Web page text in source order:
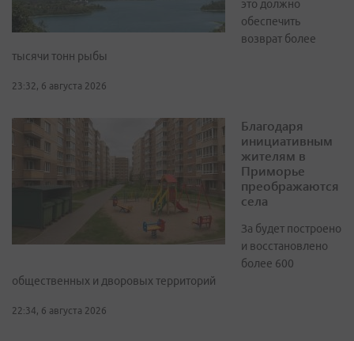
это должно
обеспечить
возврат более
тысячи тонн рыбы
23:32, 6 августа 2026
Благодаря
инициативным
жителям в
Приморье
преображаются
села
За будет построено
и восстановлено
более 600
общественных и дворовых территорий
22:34, 6 августа 2026